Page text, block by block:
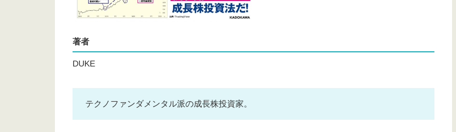
著者
DUKE
テクノファンダメンタル派の成長株投資家。